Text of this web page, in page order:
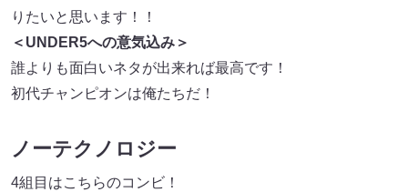
りたいと思います！！
＜UNDER5への意気込み＞
誰よりも面白いネタが出来れば最高です！
初代チャンピオンは俺たちだ！
ノーテクノロジー
4組目はこちらのコンビ！